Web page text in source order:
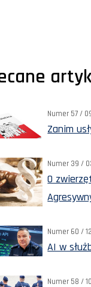
Numer 57 /
Zanim
Numer 39 /
O
Numer 60 /
AI w
Numer 58 /